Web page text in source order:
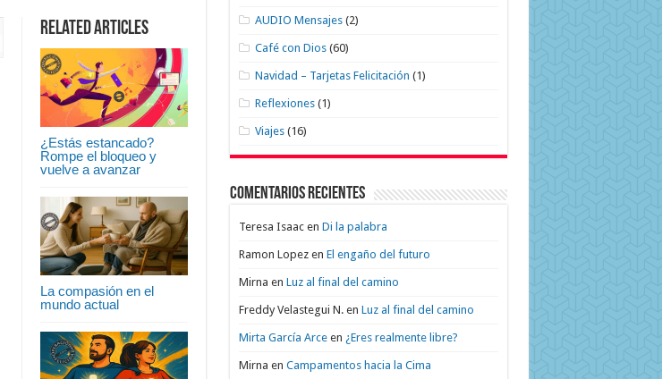
Related Articles
¿Estás estancado?
Rompe el bloqueo y
vuelve a avanzar
La compasión en el
mundo actual
AUDIO Mensajes (2)
Café con Dios (60)
Navidad – Tarjetas Felicitación (1)
Reflexiones (1)
Viajes (16)
Comentarios recientes
Teresa Isaacen Di la palabra
Ramon Lopezen El engaño del futuro
Mirna en Luz al final del camino
Freddy Velastegui N.en Luz al final del camino
Mirta García Arceen ¿Eres realmente libre?
Mirna en Campamentos hacia la Cima